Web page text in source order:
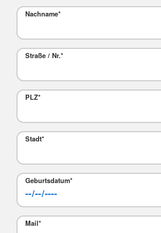
Nachname*
Straße / Nr.*
PLZ*
Stadt*
Geburtsdatum*
Mail*